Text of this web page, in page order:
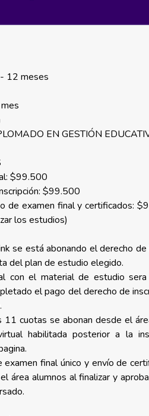
12 meses
EN GESTIÓN
$99.500
$99.500
de examen final y certificados:
los estudios)
se está abonando el derecho de
del plan de estudio elegido.
con el material de estudio sera
el pago del derecho de
11 cuotas se abonan desde el
habilitada posterior a la
examen final único y envío de
área alumnos al finalizar y